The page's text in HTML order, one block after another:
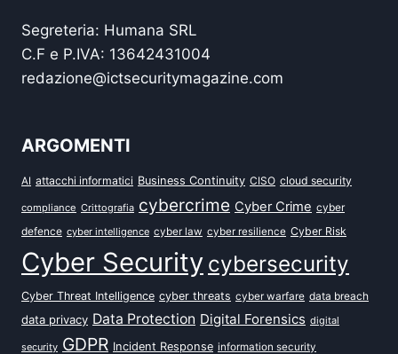
Segreteria: Humana SRL
C.F e P.IVA: 13642431004
redazione@ictsecuritymagazine.com
ARGOMENTI
AI attacchi informatici Business Continuity CISO cloud security
compliance Crittografia cybercrime Cyber Crime cyber
defence cyber intelligence cyber law cyber resilience Cyber Risk
Cyber Security cybersecurity
Cyber Threat Intelligence cyber threats cyber warfare data breach
data privacy Data Protection Digital Forensics digital
security GDPR Incident Response information security